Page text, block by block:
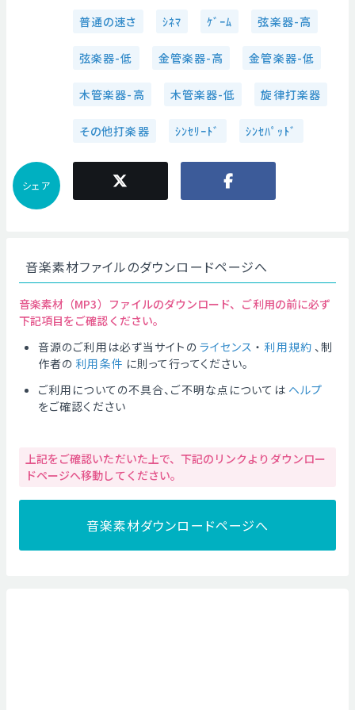
普通の速さ ｼﾈﾏ ｹﾞｰﾑ 弦楽器-高
弦楽器-低 金管楽器-高 金管楽器-低
木管楽器-高 木管楽器-低 旋律打楽器
その他打楽器 ｼﾝｾﾘｰﾄﾞ ｼﾝｾﾊﾟｯﾄﾞ
シェア
音楽素材ファイルのダウンロードページへ
音楽素材（MP3）ファイルのダウンロード、ご利用の前に必ず
下記項目をご確認ください。
音源のご利用は必ず当サイトの ライセンス ・ 利用規約 、制
作者の 利用条件 に則って行ってください。
ご利用についての不具合、ご不明な点については ヘルプ
をご確認ください
上記をご確認いただいた上で、下記のリンクよりダウンロー
ドページへ移動してください。
音楽素材ダウンロードページへ